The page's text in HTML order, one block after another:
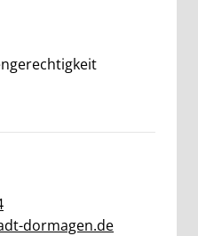
dormagen.de